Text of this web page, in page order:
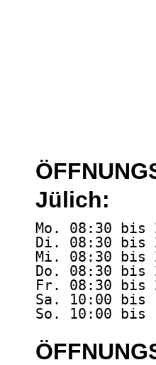
Jülich:
Mo. 08:30 bis
Di. 08:30 bis
Mi. 08:30 bis
Do. 08:30 bis
Fr. 08:30 bis
Sa. 10:00 bis
So. 10:00 bis